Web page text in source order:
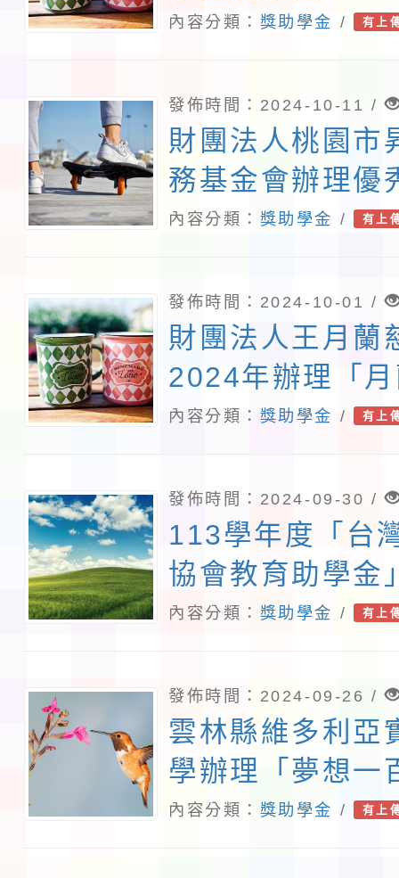
內容分類： 獎助學金 / 有上
發佈時間：2024-10-11 /
財團法人桃園市
務基金會辦理優
生獎助學金申請
內容分類： 獎助學金 / 有上
發佈時間：2024-10-01 /
財團法人王月蘭
2024年辦理「
請辦法
內容分類： 獎助學金 / 有上
發佈時間：2024-09-30 /
113學年度「台
協會教育助學金
內容分類： 獎助學金 / 有上
發佈時間：2024-09-26 /
雲林縣維多利亞
學辦理「夢想一
畫
內容分類： 獎助學金 / 有上